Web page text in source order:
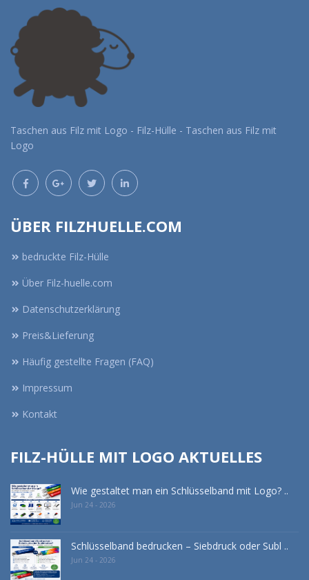
Taschen aus Filz mit Logo - Filz-Hülle - Taschen aus Filz mit
Logo
ÜBER FILZHUELLE.COM
bedruckte Filz-Hülle
Über Filz-huelle.com
Datenschutzerklärung
Preis&Lieferung
Häufig gestellte Fragen (FAQ)
Impressum
Kontakt
FILZ-HÜLLE MIT LOGO AKTUELLES
Wie gestaltet man ein Schlüsselband mit Logo? ..
Jun 24 - 2026
Schlüsselband bedrucken – Siebdruck oder Subl ..
Jun 24 - 2026